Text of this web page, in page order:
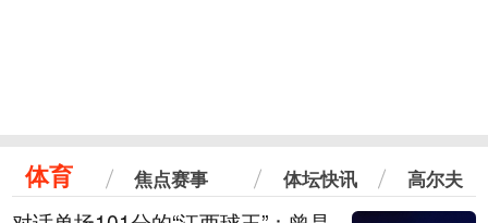
体育 焦点赛事 体坛快讯 高尔夫